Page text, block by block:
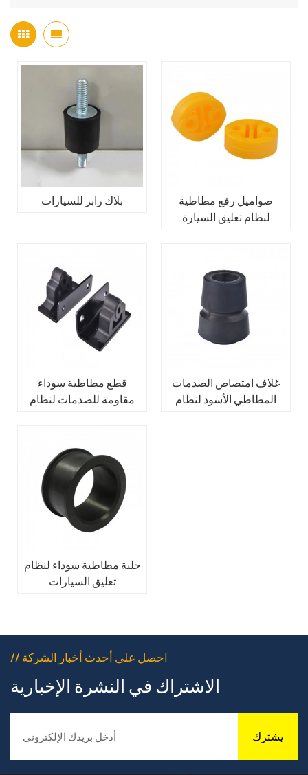
بلاك رابر للسيارات
صواميل رفع مطاطية
لنظام تعليق السيارة
قطع مطاطية سوداء
مقاومة للصدمات لنظام
غلاف امتصاص الصدمات
المطاطي الأسود لنظام
جلبة مطاطية سوداء لنظام
تعليق السيارات
// احصل على أحدث أخبار الشركة
الاشتراك في النشرة الإخبارية
يشترك